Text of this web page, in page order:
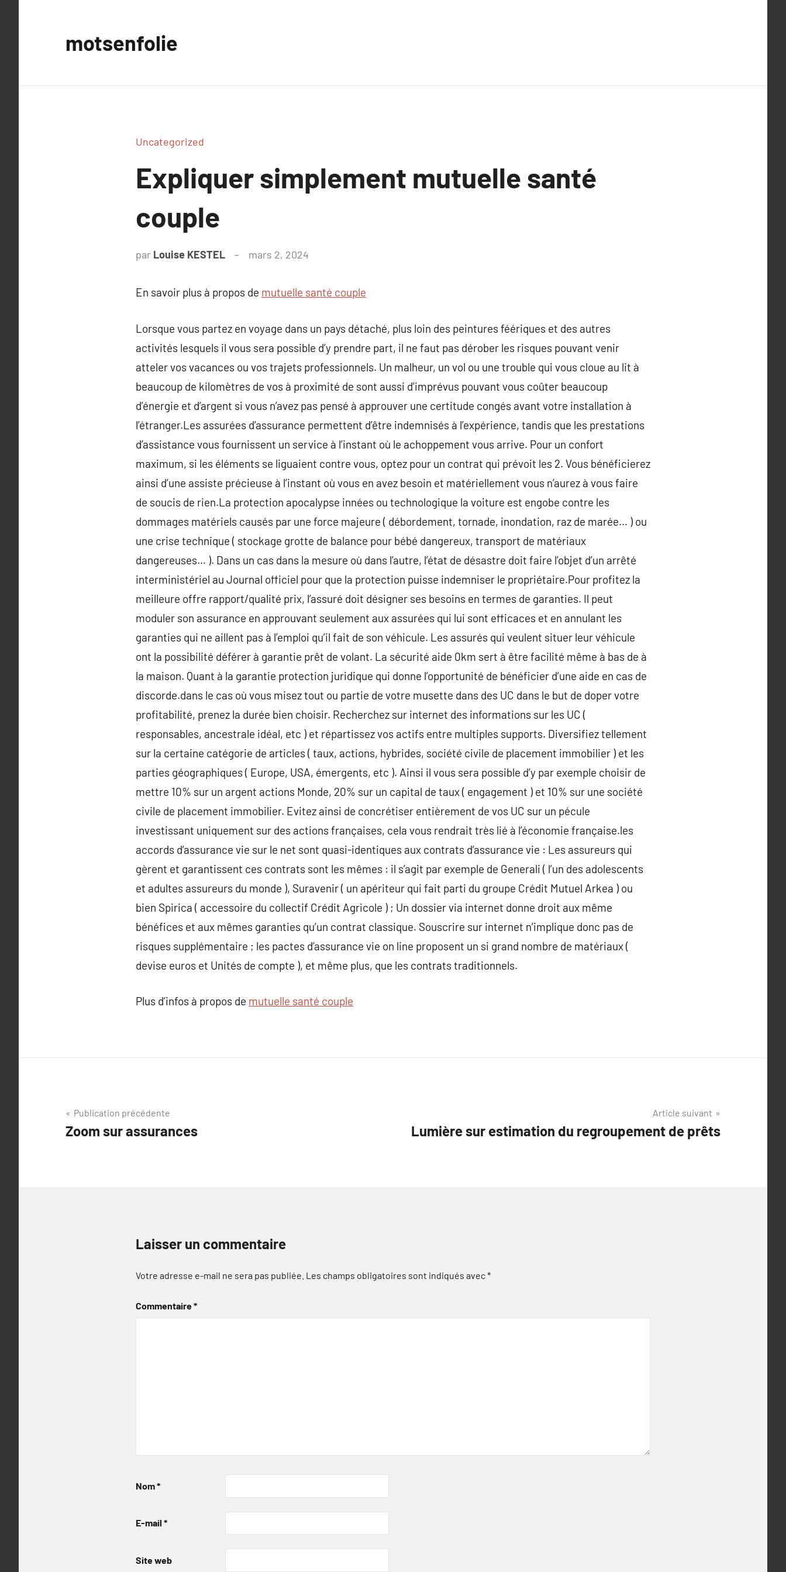
motsenfolie
Uncategorized
Expliquer simplement mutuelle santé
couple
par Louise KESTEL mars 2, 2024
En savoir plus à propos de mutuelle santé couple
Lorsque vous partez en voyage dans un pays détaché, plus loin des peintures féériques et des autres
activités lesquels il vous sera possible d’y prendre part, il ne faut pas dérober les risques pouvant venir
atteler vos vacances ou vos trajets professionnels. Un malheur, un vol ou une trouble qui vous cloue au lit à
beaucoup de kilomètres de vos à proximité de sont aussi d’imprévus pouvant vous coûter beaucoup
d’énergie et d’argent si vous n’avez pas pensé à approuver une certitude congés avant votre installation à
l’étranger.Les assurées d’assurance permettent d’être indemnisés à l’expérience, tandis que les prestations
d’assistance vous fournissent un service à l’instant où le achoppement vous arrive. Pour un confort
maximum, si les éléments se liguaient contre vous, optez pour un contrat qui prévoit les 2. Vous bénéficierez
ainsi d’une assiste précieuse à l’instant où vous en avez besoin et matériellement vous n’aurez à vous faire
de soucis de rien.La protection apocalypse innées ou technologique la voiture est engobe contre les
dommages matériels causés par une force majeure ( débordement, tornade, inondation, raz de marée… ) ou
une crise technique ( stockage grotte de balance pour bébé dangereux, transport de matériaux
dangereuses… ). Dans un cas dans la mesure où dans l’autre, l’état de désastre doit faire l’objet d’un arrêté
interministériel au Journal officiel pour que la protection puisse indemniser le propriétaire.Pour profitez la
meilleure offre rapport/qualité prix, l’assuré doit désigner ses besoins en termes de garanties. Il peut
moduler son assurance en approuvant seulement aux assurées qui lui sont efficaces et en annulant les
garanties qui ne aillent pas à l’emploi qu’il fait de son véhicule. Les assurés qui veulent situer leur véhicule
ont la possibilité déférer à garantie prêt de volant. La sécurité aide 0km sert à être facilité même à bas de à
la maison. Quant à la garantie protection juridique qui donne l’opportunité de bénéficier d’une aide en cas de
discorde.dans le cas où vous misez tout ou partie de votre musette dans des UC dans le but de doper votre
profitabilité, prenez la durée bien choisir. Recherchez sur internet des informations sur les UC (
responsables, ancestrale idéal, etc ) et répartissez vos actifs entre multiples supports. Diversifiez tellement
sur la certaine catégorie de articles ( taux, actions, hybrides, société civile de placement immobilier ) et les
parties géographiques ( Europe, USA, émergents, etc ). Ainsi il vous sera possible d’y par exemple choisir de
mettre 10% sur un argent actions Monde, 20% sur un capital de taux ( engagement ) et 10% sur une société
civile de placement immobilier. Evitez ainsi de concrétiser entièrement de vos UC sur un pécule
investissant uniquement sur des actions françaises, cela vous rendrait très lié à l’économie française.les
accords d’assurance vie sur le net sont quasi-identiques aux contrats d’assurance vie : Les assureurs qui
gèrent et garantissent ces contrats sont les mêmes : il s’agit par exemple de Generali ( l’un des adolescents
et adultes assureurs du monde ), Suravenir ( un apériteur qui fait parti du groupe Crédit Mutuel Arkea ) ou
bien Spirica ( accessoire du collectif Crédit Agricole ) ; Un dossier via internet donne droit aux même
bénéfices et aux mêmes garanties qu’un contrat classique. Souscrire sur internet n’implique donc pas de
risques supplémentaire ; les pactes d’assurance vie on line proposent un si grand nombre de matériaux (
devise euros et Unités de compte ), et même plus, que les contrats traditionnels.
Plus d’infos à propos de mutuelle santé couple
Navigation
de
Publication précédente
Zoom sur assurances
Article suivant
Lumière sur estimation du regroupement de prêts
Laisser un commentaire
Votre adresse e-mail ne sera pas publiée. Les champs obligatoires sont indiqués avec*
Commentaire*
Nom*
E-mail *
Site web